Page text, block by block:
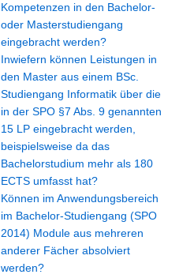
Kompetenzen in den Bachelor-
oder Masterstudiengang
eingebracht werden?
Inwiefern können Leistungen in
den Master aus einem BSc.
Studiengang Informatik über die
in der SPO §7 Abs. 9 genannten
15 LP eingebracht werden,
beispielsweise da das
Bachelorstudium mehr als 180
ECTS umfasst hat?
Können im Anwendungsbereich
im Bachelor-Studiengang (SPO
2014) Module aus mehreren
anderer Fächer absolviert
werden?